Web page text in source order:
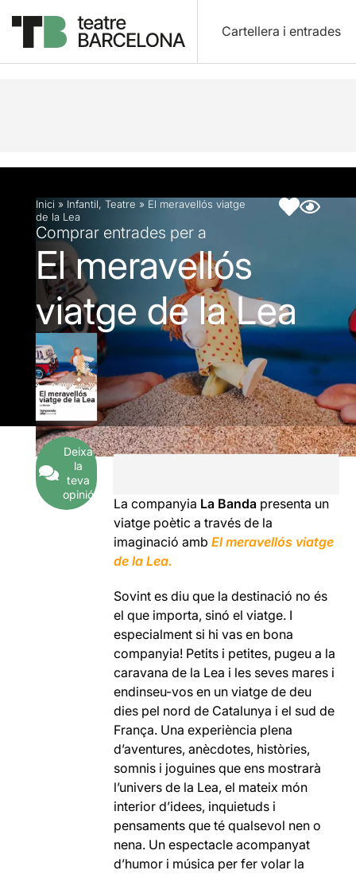
Cartellera i entrades
Descripció Fitxa artística
Inici » Infantil, Teatre » El meravellós viatge
de la Lea
Comprar entrades per a
El meravellós
viatge de la Lea
Deixa
la
teva
opinió
La companyia La Banda presenta un
viatge poètic a través de la
imaginació ambEl meravellós viatge
de la Lea.
Sovint es diu que la destinació no és
el que importa, sinó el viatge. I
especialment si hi vas en bona
companyia! Petits i petites, pugeu a la
caravana de la Lea i les seves mares i
endinseu-vos en un viatge de deu
dies pel nord de Catalunya i el sud de
França. Una experiència plena
d’aventures, anècdotes, històries,
somnis i joguines que ens mostrarà
l’univers de la Lea,el mateix món
interior d’idees, inquietuds i
pensaments que té qualsevol nen o
nena. Un espectacle acompanyat
d’humor i música per fer volar la